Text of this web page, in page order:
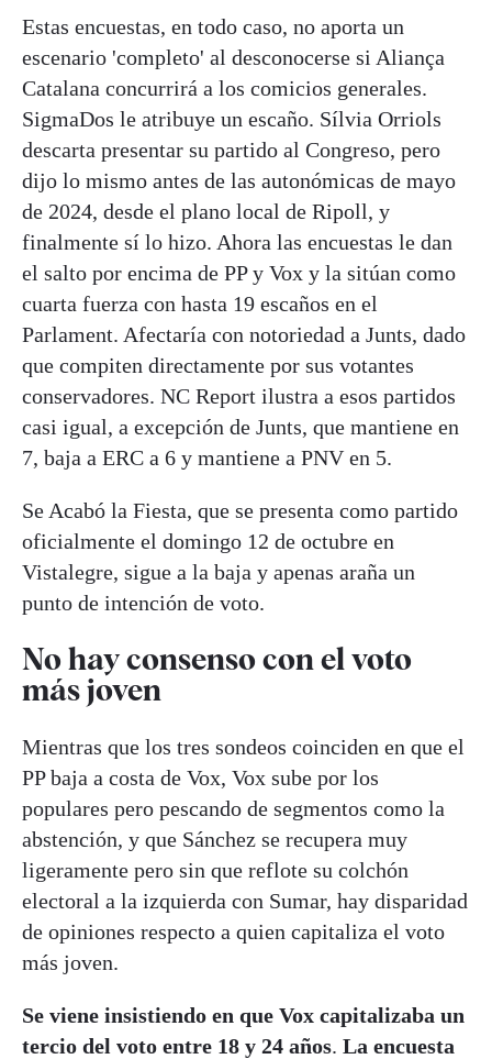
Estas encuestas, en todo caso, no aporta un
escenario 'completo' al desconocerse si Aliança
Catalana concurrirá a los comicios generales.
SigmaDos le atribuye un escaño. Sílvia Orriols
descarta presentar su partido al Congreso, pero
dijo lo mismo antes de las autonómicas de mayo
de 2024, desde el plano local de Ripoll, y
finalmente sí lo hizo. Ahora las encuestas le dan
el salto por encima de PP y Vox y la sitúan como
cuarta fuerza con hasta 19 escaños en el
Parlament. Afectaría con notoriedad a Junts, dado
que compiten directamente por sus votantes
conservadores. NC Report ilustra a esos partidos
casi igual, a excepción de Junts, que mantiene en
7, baja a ERC a 6 y mantiene a PNV en 5.
Se Acabó la Fiesta, que se presenta como partido
oficialmente el domingo 12 de octubre en
Vistalegre, sigue a la baja y apenas araña un
punto de intención de voto.
No hay consenso con el voto
más joven
Mientras que los tres sondeos coinciden en que el
PP baja a costa de Vox, Vox sube por los
populares pero pescando de segmentos como la
abstención, y que Sánchez se recupera muy
ligeramente pero sin que reflote su colchón
electoral a la izquierda con Sumar, hay disparidad
de opiniones respecto a quien capitaliza el voto
más joven.
Se viene insistiendo en que Vox capitalizaba un
tercio del voto entre 18 y 24 años. La encuesta